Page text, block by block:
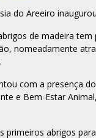
do Areeiro
de madeira
nomeadamente
com a presença
e Bem-Estar
primeiros abrigos